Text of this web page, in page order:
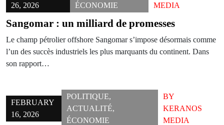
26, 2026
ÉCONOMIE
MEDIA
Sangomar : un milliard de promesses
Le champ pétrolier offshore Sangomar s’impose désormais comme
l’un des succès industriels les plus marquants du continent. Dans
son rapport…
FEBRUARY
16, 2026
POLITIQUE,
ACTUALITÉ,
ÉCONOMIE
BY
KERANOS
MEDIA